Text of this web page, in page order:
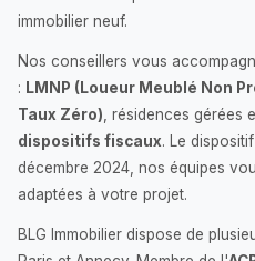
immobilier neuf.
Nos conseillers vous
: LMNP (Loueur Meublé Non
Taux Zéro) , résidences gérées
dispositifs fiscaux. Le
décembre 2024, nos équipes
adaptées à votre projet.
BLG Immobilier dispose de